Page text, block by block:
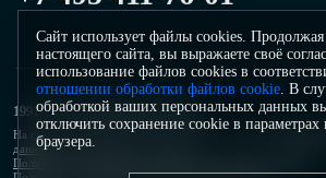
Сайт использует файлы cookies. Продолжая
настоящего сайта, вы выражаете своё
использование файлов cookies в
отношении обработки файлов cookie. В
обработкой ваших персональных данных
отключить сохранение cookie в
браузера.
1991–2026 ©Инфосистемы Джет
На сайте используется система защиты от спама.
данныхсистемы защиты от спама.
Политика в отношении обработки персональных данных